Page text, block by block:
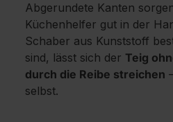
Abgerundete Kanten
Küchenhelfer gut in der
Schaber aus Kunststoff
sind, lässt sich der Teig
durch die Reibe streichen
selbst.